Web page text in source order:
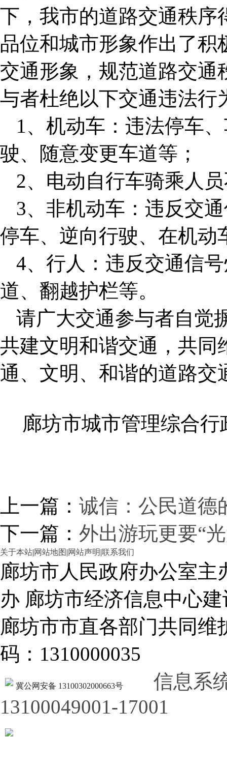
下，我市的道路交通秩序
品位和城市形象作出了
交通形象，规范道路交通
与者杜绝以下交通违法行
1、机动车：违法停车
驶、随意变更车道等；
2、电动自行车骑乘人
3、非机动车：违反交
停车、逆向行驶、在机动
4、行人：违反交通信
道、翻越护栏等。
请广大交通参与者自觉
共建文明和谐交通，共同
通、文明、和谐的道路交
廊坊市城市管理综合
上一篇： 诚信：公民道德
下一篇： 外出游玩更要“
关于本站|网站地图 |网站声明|联系我们
廊坊市人民政府办公室
办 廊坊市经济信息中心建
廊坊市市直各部门共同
码：1310000035
冀公网安备 13100302000663号
信息系
13100049001-17001